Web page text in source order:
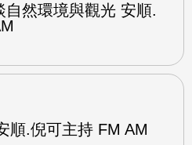
自然環境與觀光 安順.
順.倪可主持 FM AM